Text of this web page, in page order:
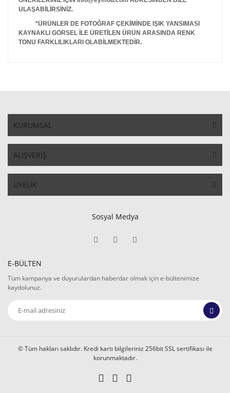
ULAŞABİLİRSİNİZ.
*ÜRÜNLER DE FOTOĞRAF ÇEKİMİNDE IŞIK YANSIMASI
KAYNAKLI GÖRSEL İLE ÜRETİLEN ÜRÜN ARASINDA RENK
TONU FARKLILIKLARI OLABİLMEKTEDİR.
KURUMSAL
ALIŞVERİŞ
ÜYELİK
Sosyal Medya
E-BÜLTEN
Tüm kampanya ve duyurulardan haberdar olmak için e-bültenimize
kaydolunuz.
© Tüm hakları saklıdır. Kredi kartı bilgileriniz 256bit SSL sertifikası ile
korunmaktadır.